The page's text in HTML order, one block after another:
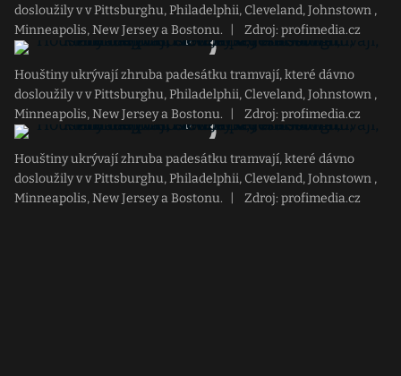
dosloužily v v Pittsburghu, Philadelphii, Cleveland, Johnstown ,
Minneapolis, New Jersey a Bostonu.
Zdroj: profimedia.cz
Houštiny ukrývají zhruba padesátku tramvají, které dávno
dosloužily v v Pittsburghu, Philadelphii, Cleveland, Johnstown ,
Minneapolis, New Jersey a Bostonu.
Zdroj: profimedia.cz
Houštiny ukrývají zhruba padesátku tramvají, které dávno
dosloužily v v Pittsburghu, Philadelphii, Cleveland, Johnstown ,
Minneapolis, New Jersey a Bostonu.
Zdroj: profimedia.cz